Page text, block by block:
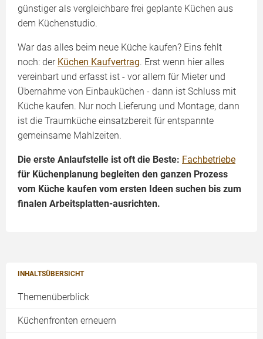
INHALTSÜBERSICHT
Themenüberblick
Küchenfronten erneuern
günstiger als vergleichbare frei geplante Küchen aus
dem Küchenstudio.
War das alles beim neue Küche kaufen? Eins fehlt
noch: der Küchen Kaufvertrag. Erst wenn hier alles
vereinbart und erfasst ist - vor allem für Mieter und
Übernahme von Einbauküchen - dann ist Schluss mit
Küche kaufen. Nur noch Lieferung und Montage, dann
ist die Traumküche einsatzbereit für entspannte
gemeinsame Mahlzeiten.
Die erste Anlaufstelle ist oft die Beste: Fachbetriebe
für Küchenplanung begleiten den ganzen Prozess
vom Küche kaufen vom ersten Ideen suchen bis zum
finalen Arbeitsplatten-ausrichten.